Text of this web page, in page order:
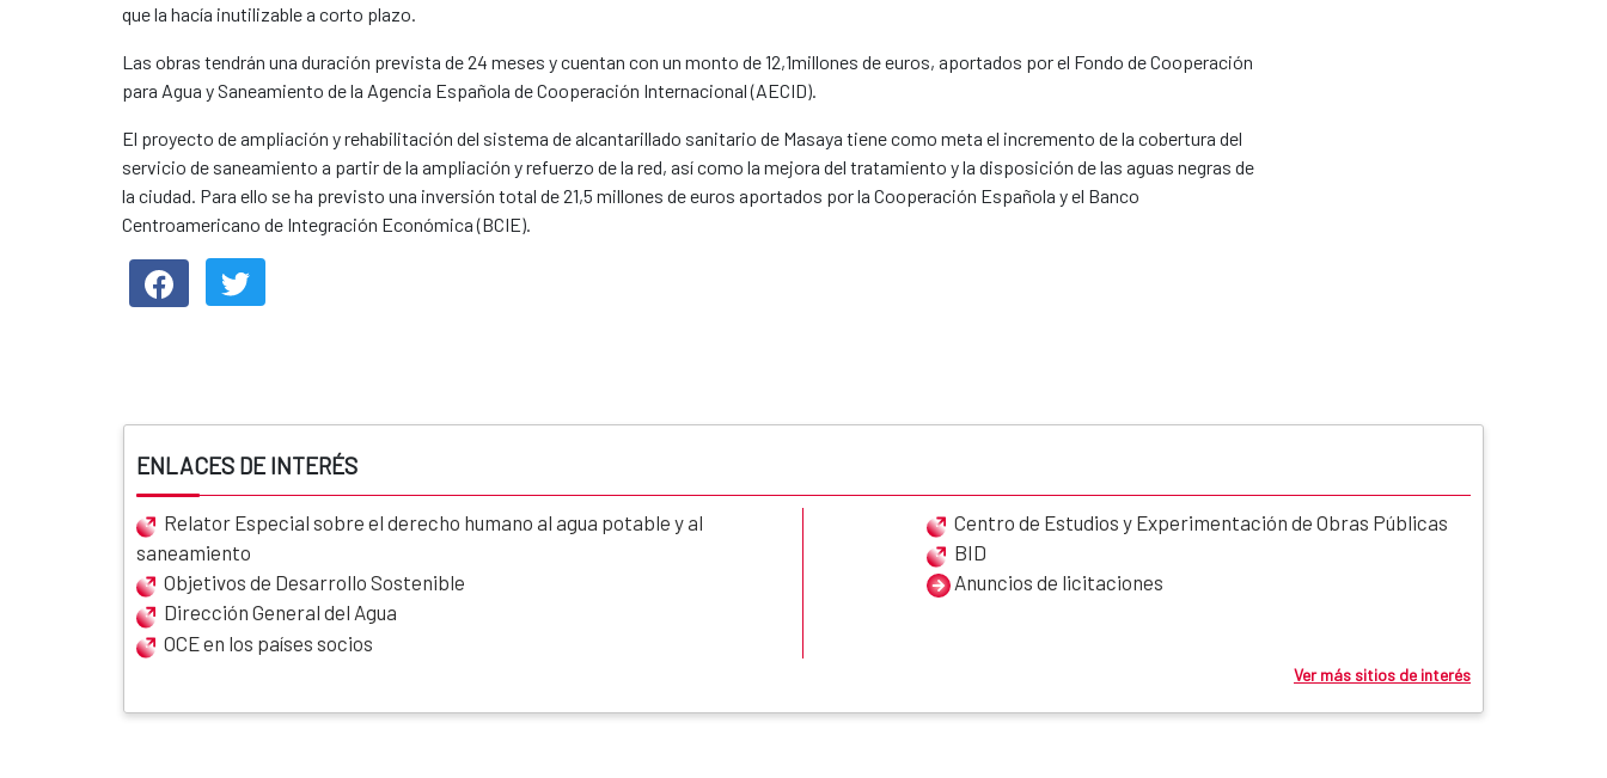
que la hacía inutilizable a corto plazo.
Las obras tendrán una duración prevista de 24 meses y cuentan con un monto de 12,1millones de euros, aportados por el Fondo de Cooperación
para Agua y Saneamiento de la Agencia Española de Cooperación Internacional (AECID).
El proyecto de ampliación y rehabilitación del sistema de alcantarillado sanitario de Masaya tiene como meta el incremento de la cobertura del
servicio de saneamiento a partir de la ampliación y refuerzo de la red, así como la mejora del tratamiento y la disposición de las aguas negras de
la ciudad. Para ello se ha previsto una inversión total de 21,5 millones de euros aportados por la Cooperación Española y el Banco
Centroamericano de Integración Económica (BCIE).​
ENLACES DE INTERÉS
Relator Especial sobre el derecho humano al agua potable y al
saneamiento
Objetivos de Desarrollo Sostenible
Dirección General del Agua
Centro de Estudios y Experimentación de Obras Públicas
BID
Anuncios de licitaciones
OCE en los países socios
Ver más sitios de interés